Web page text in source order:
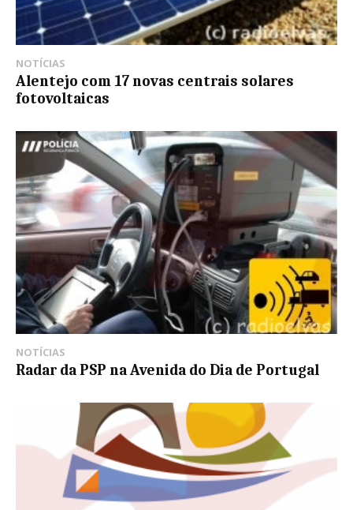
NOTÍCIAS
Alentejo com 17 novas centrais solares
fotovoltaicas
NOTÍCIAS
Radar da PSP na Avenida do Dia de Portugal